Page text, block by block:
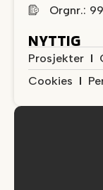
Orgnr.:
NYTTIG
Prosjekter
Cookies